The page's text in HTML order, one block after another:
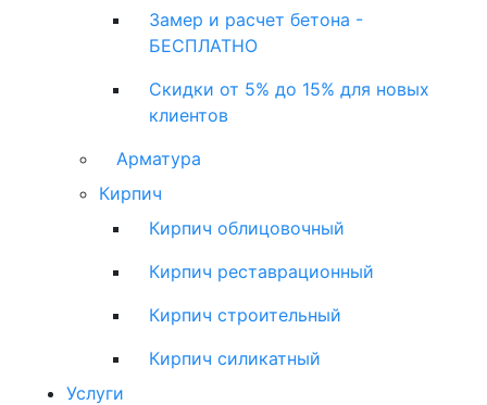
Замер и расчет бетона -
БЕСПЛАТНО
Скидки от 5% до 15% для новых
клиентов
Арматура
Кирпич
Кирпич облицовочный
Кирпич реставрационный
Кирпич строительный
Кирпич силикатный
Услуги